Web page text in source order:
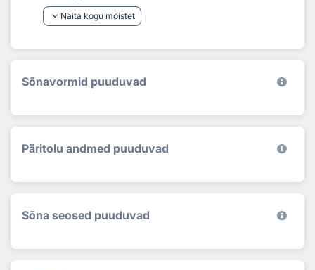
keyboard_arrow_down Näita kogu mõistet
Sõnavormid puuduvad
Päritolu andmed puuduvad
Sõna seosed puuduvad